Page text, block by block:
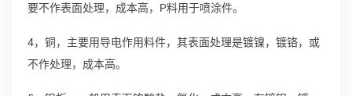
要不作表面处理，成本高，P料用于喷涂件。
4，铜，主要用导电作用料件，其表面处理是镀镍，镀铬，或
不作处理，成本高。